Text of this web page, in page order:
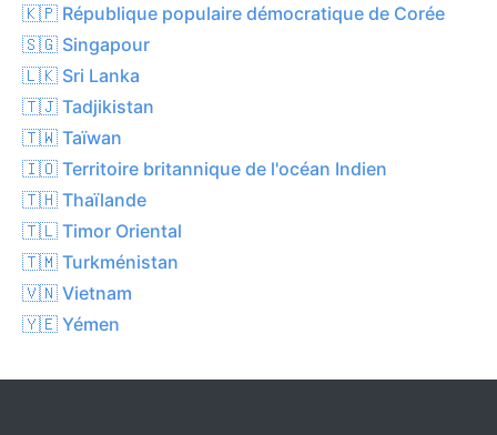
🇰🇵 République populaire démocratique de Corée
🇸🇬 Singapour
🇱🇰 Sri Lanka
🇹🇯 Tadjikistan
🇹🇼 Taïwan
🇮🇴 Territoire britannique de l'océan Indien
🇹🇭 Thaïlande
🇹🇱 Timor Oriental
🇹🇲 Turkménistan
🇻🇳 Vietnam
🇾🇪 Yémen